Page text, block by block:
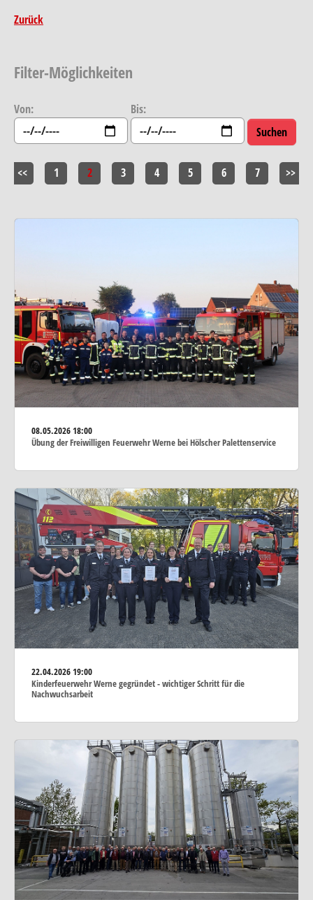
Zurück
Filter-Möglichkeiten
Von: Bis:
<< 1 2 3 4 5 6 7 >>
08.05.202618:00
Übung der Freiwilligen Feuerwehr Werne bei Hölscher Palettenservice
22.04.202619:00
Kinderfeuerwehr Werne gegründet - wichtiger Schritt für die
Nachwuchsarbeit